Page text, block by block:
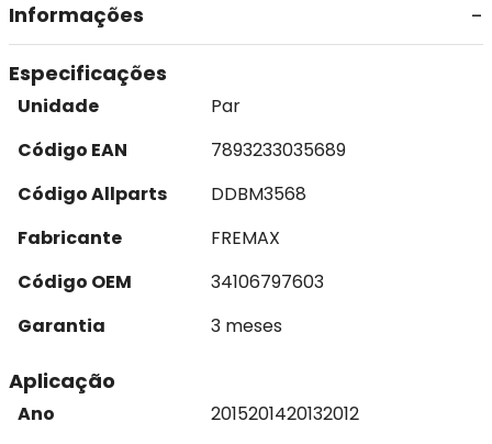
Informações
Especificações
Unidade
Par
Código EAN
7893233035689
Código Allparts
DDBM3568
Fabricante
FREMAX
Código OEM
34106797603
Garantia
3 meses
Aplicação
Ano 2015201420132012